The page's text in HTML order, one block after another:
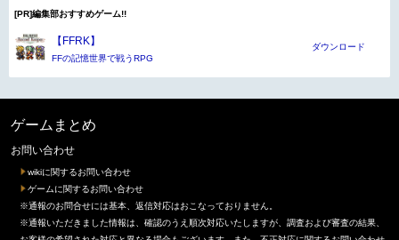
[PR]編集部おすすめゲーム!!
【FFRK】
FFの記憶世界で戦うRPG
ダウンロード
ゲームまとめ
お問い合わせ
wikiに関するお問い合わせ
ゲームに関するお問い合わせ
※通報のお問合せには基本、返信対応はおこなっておりません。
※通報いただきました情報は、確認のうえ順次対応いたしますが、調査および審査の結果、